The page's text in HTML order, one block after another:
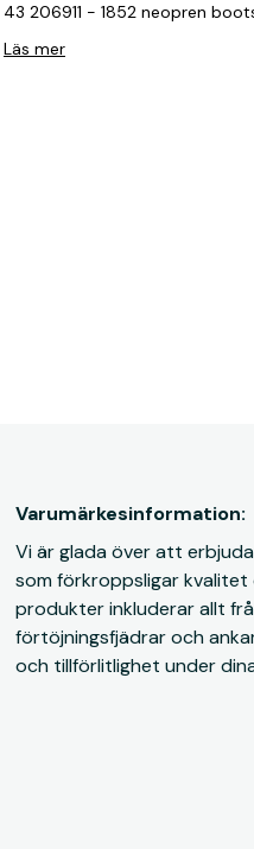
43 206911 - 1852 neopren
Läs mer
Varumärkesinformation:
Vi är glada över att
som förkroppsligar kvalitet
produkter inkluderar allt
förtöjningsfjädrar och
och tillförlitlighet under